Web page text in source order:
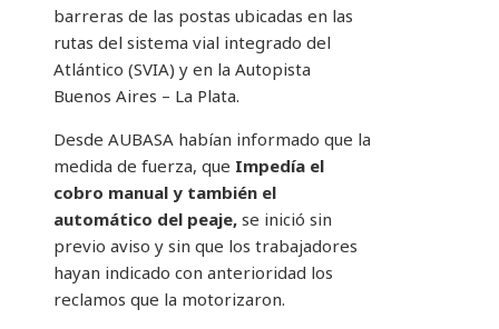
barreras de las postas ubicadas en las
rutas del sistema vial integrado del
Atlántico (SVIA) y en la Autopista
Buenos Aires – La Plata.
Desde AUBASA habían informado que la
medida de fuerza, que Impedía el
cobro manual y también el
automático del peaje, se inició sin
previo aviso y sin que los trabajadores
hayan indicado con anterioridad los
reclamos que la motorizaron.